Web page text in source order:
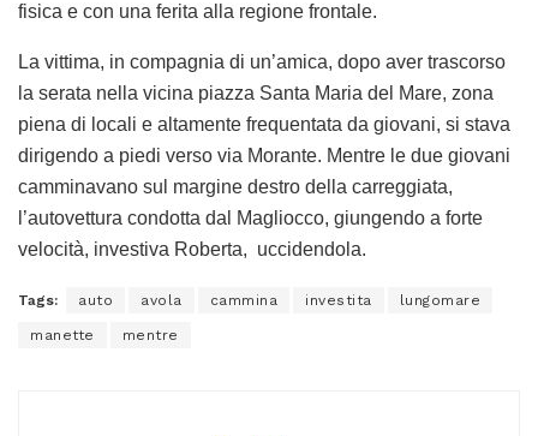
fisica e con una ferita alla regione frontale.
La vittima, in compagnia di un’amica, dopo aver trascorso
la serata nella vicina piazza Santa Maria del Mare, zona
piena di locali e altamente frequentata da giovani, si stava
dirigendo a piedi verso via Morante. Mentre le due giovani
camminavano sul margine destro della carreggiata,
l’autovettura condotta dal Magliocco, giungendo a forte
velocità, investiva Roberta, uccidendola.
Tags: auto avola cammina investita lungomare
manette mentre